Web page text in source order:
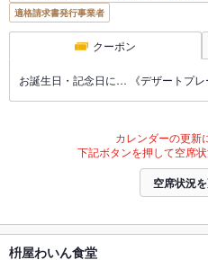
適格請求書発行事業者
クーポン
お誕生日・記念日に… 《デザートプ
カレンダーの更新
下記ボタンを押して空席
空席状況
枡屋わいん食堂